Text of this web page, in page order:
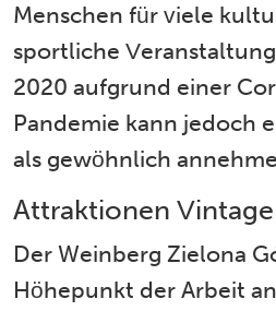
Menschen für viele
sportliche
2020 aufgrund einer
Pandemie kann jedoch
als gewöhnlich
Attraktionen Vintage
Der Weinberg Zielona
Höhepunkt der Arbeit